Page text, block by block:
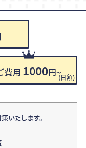
費用 1000円~(日額)
いたします。